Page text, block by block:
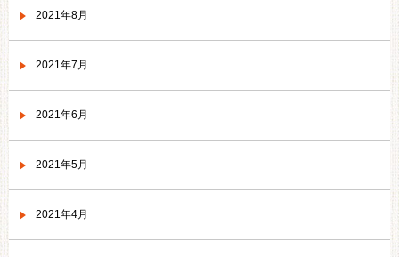
2021年8月
2021年7月
2021年6月
2021年5月
2021年4月